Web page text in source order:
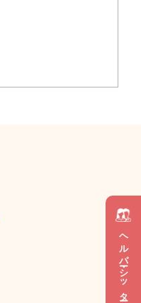
ヘルパー・シッター 採用情報